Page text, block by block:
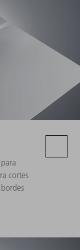
cortes